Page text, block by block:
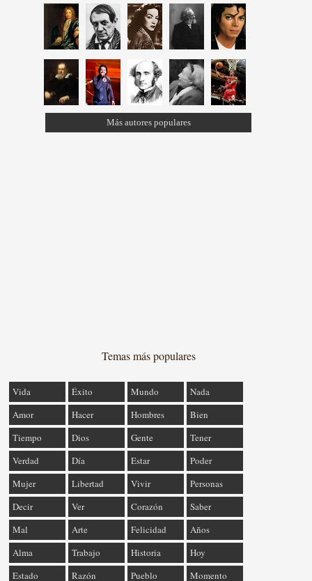
Más autores populares
Temas más populares
Vida Éxito Mundo
Nada
Amor
Hacer Hombres
Bien
Tiempo
Dios Gente
Tener
Verdad
Día Estar
Poder
Mujer
Libertad Vivir
Personas
Decir
Ver Corazón
Saber
Mal
Arte Felicidad
Años
Alma
Trabajo Historia
Hoy
Estado
Razón Pueblo Momento